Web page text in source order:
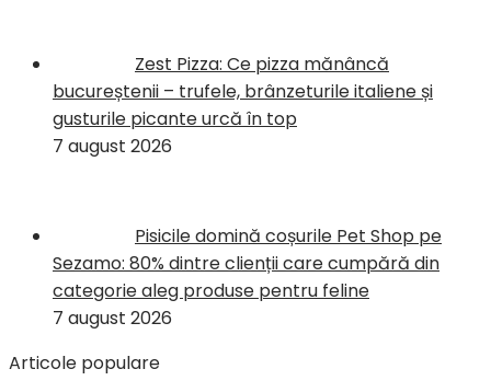
Zest Pizza: Ce pizza mănâncă
bucureștenii – trufele, brânzeturile italiene și
gusturile picante urcă în top
7 august 2026
Pisicile domină coșurile Pet Shop pe
Sezamo: 80% dintre clienții care cumpără din
categorie aleg produse pentru feline
7 august 2026
Articole populare